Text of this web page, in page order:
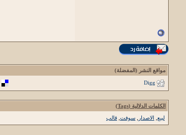
مواقع النشر (المفضلة)
Digg
الكلمات الدلالية (Tags)
لبيع
الاصدار سوفت قالب